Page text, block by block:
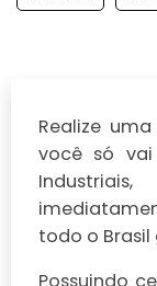
Realize
você só
todo o